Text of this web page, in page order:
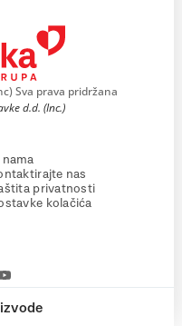
Sva prava pridržana
d.d. (Inc.)
nama
nas
privatnosti
kolačića